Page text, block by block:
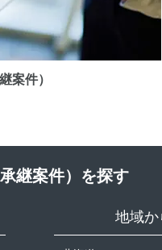
案件）
継案件）を探す
地域